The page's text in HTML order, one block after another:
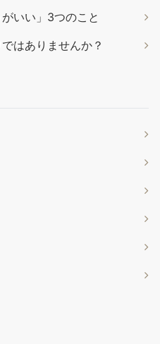
いい」3つのこと
はありませんか？